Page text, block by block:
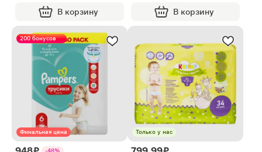
В корзину В корзину
200 бонусов
Финальная цена
-48%
Только у нас